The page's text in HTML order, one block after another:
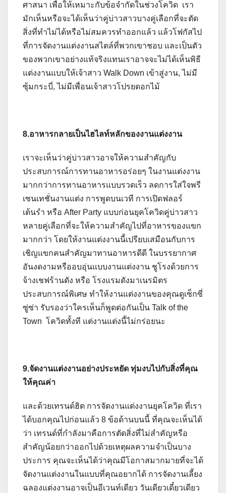
ศาสนา เพื่อให้เหมาะกับข้อจำกัดในช่วงโควิด เรา
มักเห็นหรือจะได้เห็นว่าคู่บ่าวสาวบางคู่เลือกที่จะตัด
สิ่งที่ทำไม่ได้หรือไม่สมควรทำออกแล้ว แล้วโฟกัสไป
ที่การจัดงานแต่งงานสไตล์ที่พวกเขาชอบ และเป็นตัว
ของพวกเขาอย่างแท้จริงแทนเราอาจจะไม่ได้เห็นพิธี
แต่งงานแบบให้เจ้าสาว Walk Down เข้าสู่งาน, ไม่มี
ซุ้มกระบี่, ไม่มีเพื่อนเจ้าสาวโปรยดอกไม้
8.อาหารกลายเป็นไฮไลท์หลักของงานแต่งงาน
เราจะเห็นว่าคู่บ่าวสาวอาจให้ความสำคัญกับ
ประสบการณ์การทานอาหารอร่อยๆ ในงานแต่งงาน
มากกว่าการทานอาหารแบบรวดเร็ว ลดการใส่ใจพรี
เซนเทชั่นงานแต่ง การพูดบนเวที การเปิดฟลอร์
เต้นรำ หรือ After Party แบบก่อนยุคโควิดคู่บ่าวสาว
หลายคู่เลือกที่จะให้ความสำคัญไปที่อาหารของแขก
มากกว่า โดยให้งานแต่งงานนี้เปรียบเสมือนกับการ
เชิญแขกคนสำคัญมาทานอาหารดีดี ในบรรยากาศ
อันงดงามหรืออบอุ่นแบบงานแต่งงาน ชูโรงด้วยการ
จ้างเชฟร้านดัง หรือ โรงแรมดังมาเนรมิตร
ประสบการณ์พิเศษ ทำให้งานแต่งงานของคุณดูเซ็กซี่
ซู่ซ่า รับรองว่าใครเห็นก็พูดต่อกันเป็น Talk of the
Town โควิดทั้งที แต่งานแต่งนี้ไม่กร่อยนะ
9.จัดงานแต่งงานอย่างประหยัด ทุ่มงบไปกับสิ่งที่คุณ
ให้คุณค่า
และด้วยเทรนด์ฮิต การจัดงานแต่งงานยุคโควิด ที่เรา
ได้บอกคุณไปก่อนแล้ว 8 ข้อด้านบนนี้ ที่คุณจะเห็นได้
ว่า เทรนด์ที่กำลังมาคือการตัดสิ่งที่ไม่สำคัญหรือ
สำคัญน้อยกว่าออกไปด้วยเหตุผลความจำเป็นบาง
ประการ คุณจะเห็นได้ว่าคุณมีโอกาสมากมายที่จะได้
จัดงานแต่งงานในแบบที่คุณอยากได้ การจัดงานเลี้ยง
ฉลองแต่งงานอาจเป็นอีเวนท์เดียว วันเดียวเดี๋ยวเดียว